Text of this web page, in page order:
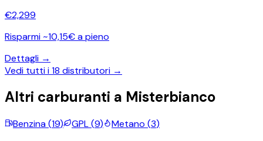
€2,299
Risparmi ~10,15€ a pieno
Dettagli →
Vedi tutti i18 distributori →
Altri carburanti a Misterbianco
Benzina(19) GPL(9) Metano (3)